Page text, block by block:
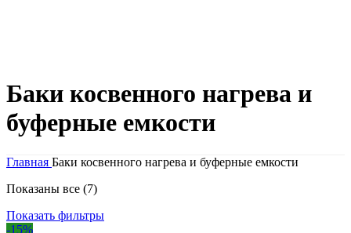
Баки косвенного нагрева и
буферные емкости
Главная Баки косвенного нагрева и буферные емкости
Показаны все (7)Цены:
возрастанию
Показать фильтры
-15%